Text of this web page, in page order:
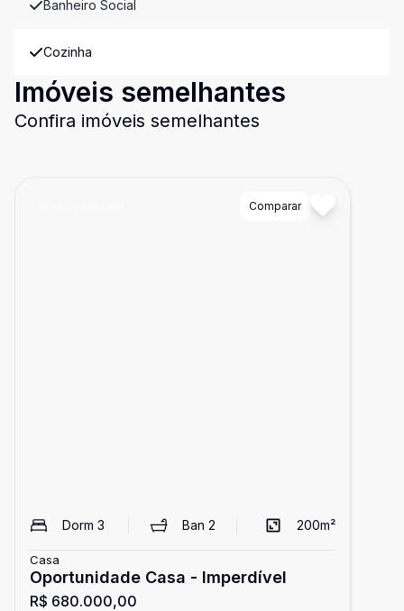
Banheiro Social
Cozinha
Imóveis semelhantes
Confira imóveis semelhantes
Comparar
Dorm 3 Ban2 200m²
Casa
Oportunidade Casa - Imperdível
R$ 680.000,00